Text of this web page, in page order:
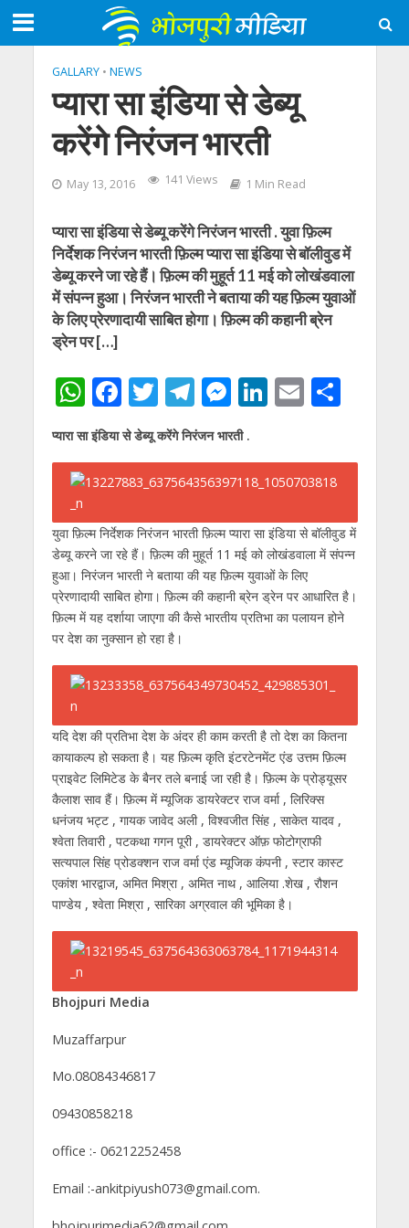
GALLARY • NEWS
प्यारा सा इंडिया से डेब्यू
करेंगे निरंजन भारती
May 13, 2016 141 Views 1 Min Read
प्यारा सा इंडिया से डेब्यू करेंगे निरंजन भारती . युवा फ़िल्म
निर्देशक निरंजन भारती फ़िल्म प्यारा सा इंडिया से बॉलीवुड में
डेब्यू करने जा रहे हैं। फ़िल्म की मुहूर्त 11 मई को लोखंडवाला
में संपन्न हुआ। निरंजन भारती ने बताया की यह फ़िल्म युवाओं
के लिए प्रेरणादायी साबित होगा। फ़िल्म की कहानी ब्रेन
ड्रेन पर […]
W
h
at
s
p
p
F
ac
e
b
o
k
T
w
itt
er
T
el
e
gr
m
M
e
ss
e
g
er
Li
e
n
E
l
S
प्यारा सा इंडिया से डेब्यू करेंगे निरंजन भारती .
युवा फ़िल्म निर्देशक निरंजन भारती फ़िल्म प्यारा सा इंडिया से बॉलीवुड में
डेब्यू करने जा रहे हैं। फ़िल्म की मुहूर्त 11 मई को लोखंडवाला में संपन्न
हुआ। निरंजन भारती ने बताया की यह फ़िल्म युवाओं के लिए
प्रेरणादायी साबित होगा। फ़िल्म की कहानी ब्रेन ड्रेन पर आधारित है।
फ़िल्म में यह दर्शाया जाएगा की कैसे भारतीय प्रतिभा का पलायन होने
पर देश का नुक्सान हो रहा है।
यदि देश की प्रतिभा देश के अंदर ही काम करती है तो देश का कितना
कायाकल्प हो सकता है। यह फ़िल्म कृति इंटरटेनमेंट एंड उत्तम फ़िल्म
प्राइवेट लिमिटेड के बैनर तले बनाई जा रही है। फ़िल्म के प्रोड्यूसर
कैलाश साव हैं। फ़िल्म में म्यूजिक डायरेक्टर राज वर्मा , लिरिक्स
धनंजय भट्ट , गायक जावेद अली , विश्वजीत सिंह , साकेत यादव ,
श्वेता तिवारी , पटकथा गगन पूरी , डायरेक्टर ऑफ़ फोटोग्राफी
सत्यपाल सिंह प्रोडक्शन राज वर्मा एंड म्यूजिक कंपनी , स्टार कास्ट
एकांश भारद्वाज, अमित मिश्रा , अमित नाथ , आलिया .शेख , रौशन
पाण्डेय , श्वेता मिश्रा , सारिका अग्रवाल की भूमिका है।
Bhojpuri Media
Muzaffarpur
Mo.08084346817
09430858218
office :- 06212252458
Email :-ankitpiyush073@gmail.com.